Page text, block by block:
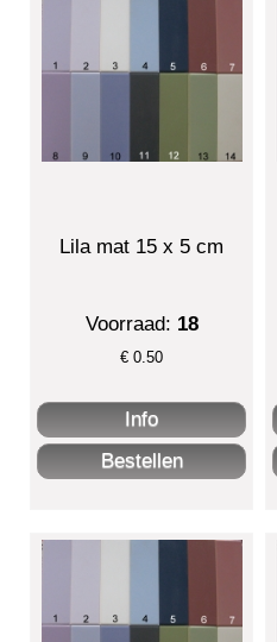
Lila mat 15 x 5 cm
Voorraad: 18
€0.50